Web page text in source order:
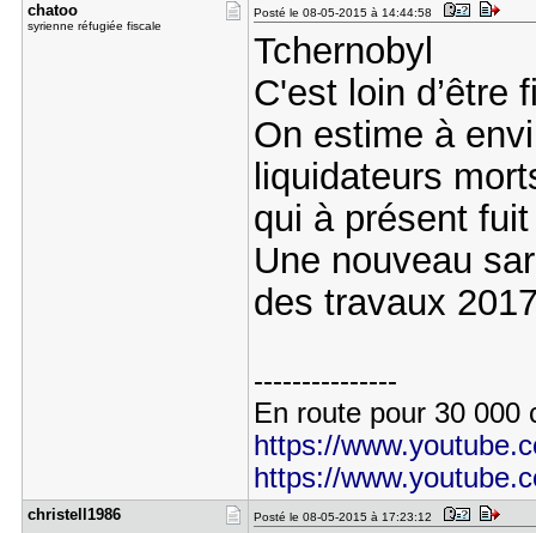
chatoo
syrienne réfugiée fiscale
Posté le 08-05-2015 à 14:44:58
Tchernobyl
C'est loin d’être
On estime à
liquidateurs
qui à présent
Une nouveau
des travaux
---------------
En route pour 30 000
https://
https://
christell1​986 Posté le 08-05-2015 à 17:23:12